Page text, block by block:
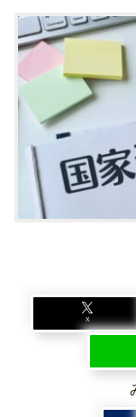
X